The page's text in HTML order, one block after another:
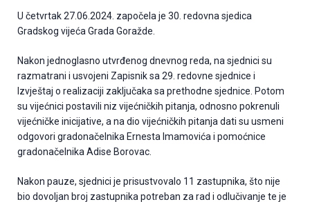
U četvrtak 27.06.2024. započela je 30. redovna sjedica
Gradskog vijeća Grada Goražde.
Nakon jednoglasno utvrđenog dnevnog reda, na sjednici su
razmatrani i usvojeni Zapisnik sa 29. redovne sjednice i
Izvještaj o realizaciji zaključaka sa prethodne sjednice. Potom
su vijećnici postavili niz vijećničkih pitanja, odnosno pokrenuli
vijećničke inicijative, a na dio vijećničkih pitanja dati su usmeni
odgovori gradonačelnika Ernesta Imamovića i pomoćnice
gradonačelnika Adise Borovac.
Nakon pauze, sjednici je prisustvovalo 11 zastupnika, što nije
bio dovoljan broj zastupnika potreban za rad i odlučivanje te je